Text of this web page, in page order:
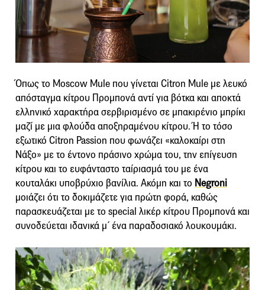
Όπως το Moscow Mule που γίνεται Citron Mule με λευκό
απόσταγμα κίτρου Προμπονά αντί για βότκα και αποκτά
ελληνικό χαρακτήρα σερβιρισμένο σε μπακιρένιο μπρίκι
μαζί με μια φλούδα αποξηραμένου κίτρου. Ή το τόσο
εξωτικό Citron Passion που φωνάζει «καλοκαίρι στη
Νάξο» με το έντονο πράσινο χρώμα του, την επίγευση
κίτρου και το ευφάνταστο ταίριασμά του με ένα
κουταλάκι υποβρύχιο βανίλια. Ακόμη και το Negroni
μοιάζει ότι το δοκιμάζετε για πρώτη φορά, καθώς
παρασκευάζεται με το special λικέρ κίτρου Προμπονά και
συνοδεύεται ιδανικά μ΄ ένα παραδοσιακό λουκουμάκι.